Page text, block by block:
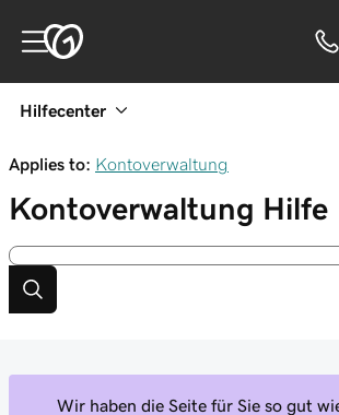
Hilfecenter
Applies to: Kontoverwaltung
Kontoverwaltung Hilfe
Wir haben die Seite für Sie so gut